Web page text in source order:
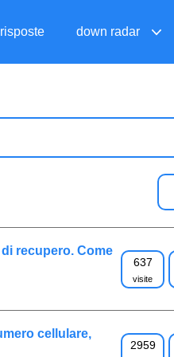
down radar
recupero. Come
637
visite
cellulare,
2959